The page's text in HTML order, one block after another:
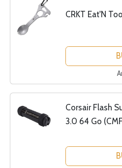
CRKT Eat'N
Corsair Flash
3.0 64 Go